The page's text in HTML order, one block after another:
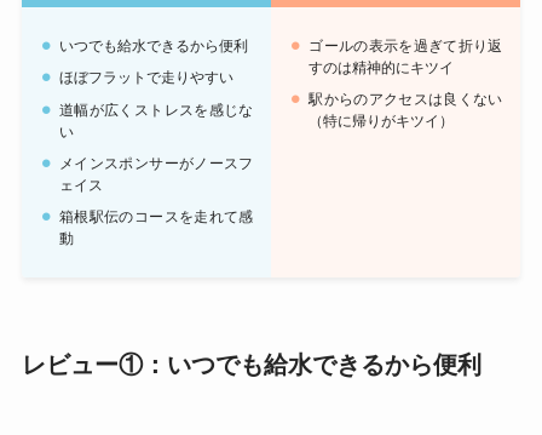
いつでも給水できるから便利
ほぼフラットで走りやすい
道幅が広くストレスを感じな
い
メインスポンサーがノースフ
ェイス
箱根駅伝のコースを走れて感
動
ゴールの表示を過ぎて折り返
すのは精神的にキツイ
駅からのアクセスは良くない
（特に帰りがキツイ）
レビュー①：いつでも給水できるから便利